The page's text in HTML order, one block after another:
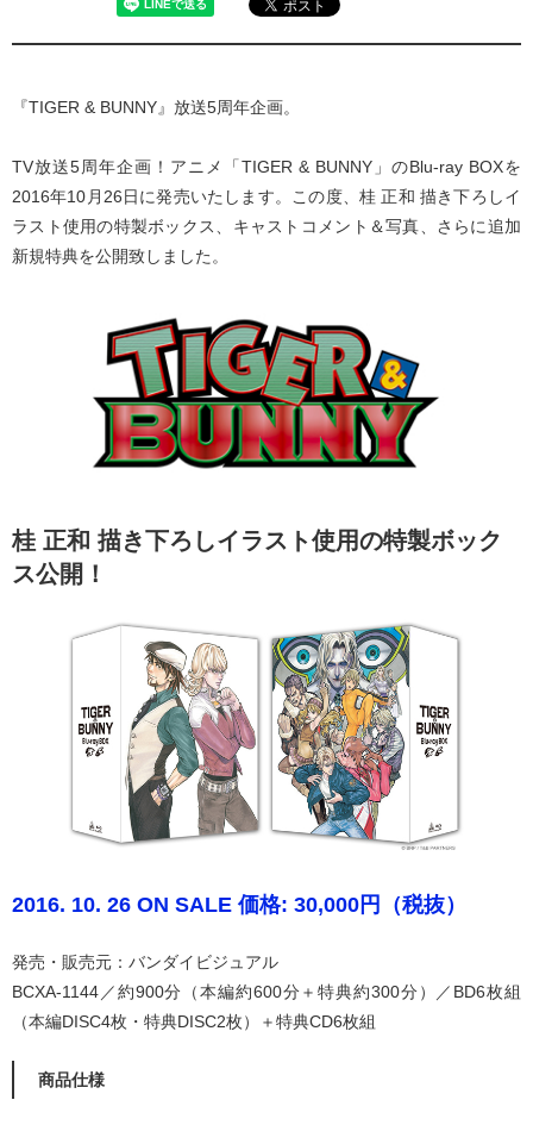
『TIGER & BUNNY』放送5周年企画。
TV放送5周年企画！アニメ「TIGER & BUNNY」のBlu-ray BOXを
2016年10月26日に発売いたします。この度、桂 正和 描き下ろしイ
ラスト使用の特製ボックス、キャストコメント＆写真、さらに追加
新規特典を公開致しました。
桂 正和 描き下ろしイラスト使用の特製ボック
ス公開！
2016. 10. 26 ON SALE 価格: 30,000円（税抜）
発売・販売元：バンダイビジュアル
BCXA-1144／約900分（本編約600分＋特典約300分）／BD6枚組
（本編DISC4枚・特典DISC2枚）＋特典CD6枚組
商品仕様